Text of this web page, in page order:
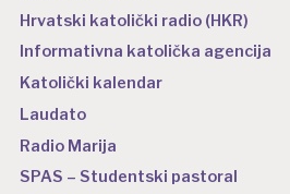
Hrvatski katolički radio (HKR)
Informativna katolička agencija
Katolički kalendar
Laudato
Radio Marija
SPAS – Studentski pastoral